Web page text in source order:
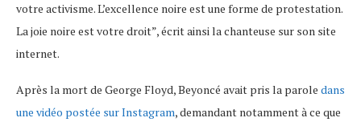
votre activisme. L’excellence noire est une forme de protestation.
La joie noire est votre droit”, écrit ainsi la chanteuse sur son site
internet.
Après la mort de George Floyd, Beyoncé avait pris la parole dans
une vidéo postée sur Instagram, demandant notamment à ce que